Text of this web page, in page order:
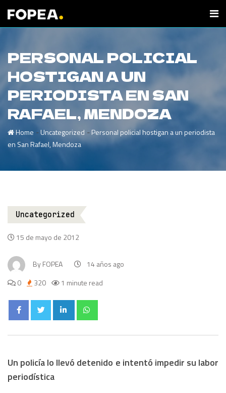
PERSONAL POLICIAL
HOSTIGAN A UN
PERIODISTA EN SAN
RAFAEL, MENDOZA
Home -Uncategorized -Personal policial hostigan a un periodista
en San Rafael, Mendoza
Uncategorized
15 de mayo de 2012
ByFOPEA
14 años ago
0
320 1 minute read
Un policía lo llevó detenido e intentó impedir su labor
periodística